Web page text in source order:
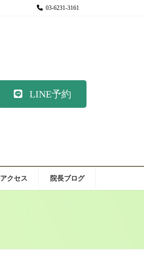
03-6231-3161
LINE予約
アクセス 院長ブログ